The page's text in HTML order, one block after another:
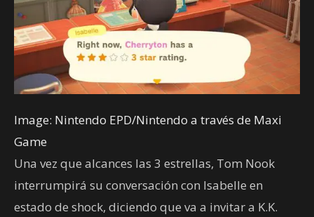
Image: Nintendo EPD/Nintendo a través de Maxi
Game
Una vez que alcances las 3 estrellas, Tom Nook
interrumpirá su conversación con Isabelle en
estado de shock, diciendo que va a invitar a K.K.